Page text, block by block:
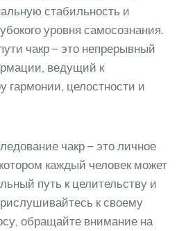
стабильность и
уровня самосознания.
чакр – это непрерывный
ведущий к
гармонии, целостности и
чакр – это личное
каждый человек может
путь к целительству и
к своему
обращайте внимание на